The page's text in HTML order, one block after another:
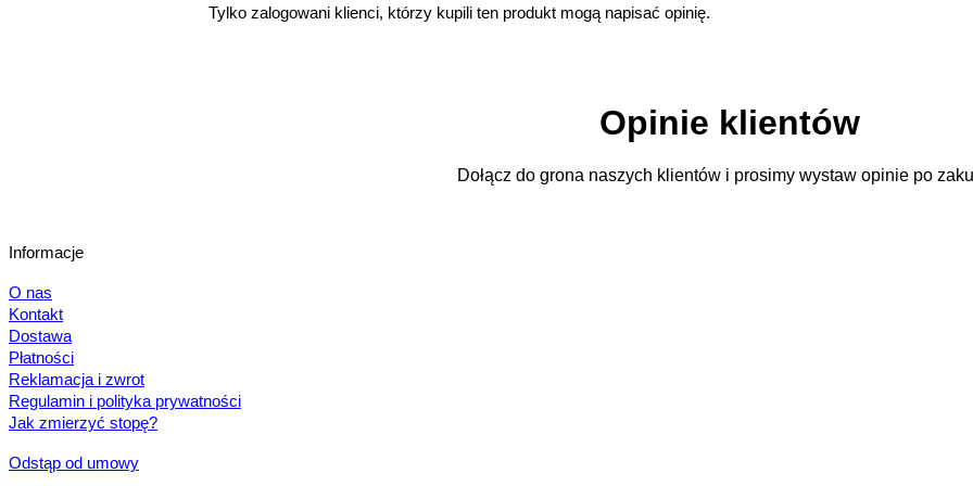
Tylko zalogowani klienci, którzy kupili ten produkt mogą napisać opinię.
Opinie klientów
Dołącz do grona naszych klientów i prosimy wystaw opinie po
Informacje
O nas
Kontakt
Dostawa
Płatności
Reklamacja i zwrot
Regulamin i polityka prywatności
Jak zmierzyć stopę?
Odstąp od umowy